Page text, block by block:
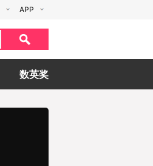
APP
数英奖